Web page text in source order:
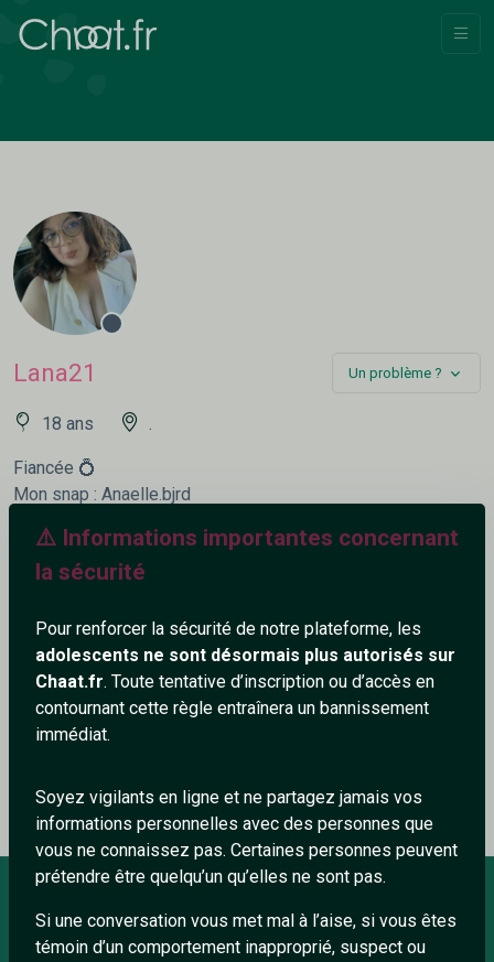
⚠️ Informations importantes concernant
la sécurité
Pour renforcer la sécurité de notre plateforme, les
adolescents ne sont désormais plus autorisés sur
Chaat.fr. Toute tentative d’inscription ou d’accès en
contournant cette règle entraînera un bannissement
immédiat.
Soyez vigilants en ligne et ne partagez jamais vos
informations personnelles avec des personnes que
vous ne connaissez pas. Certaines personnes peuvent
prétendre être quelqu’un qu’elles ne sont pas.
Si une conversation vous met mal à l’aise, si vous êtes
témoin d’un comportement inapproprié, suspect ou
Lana21 Un problème ?
18 ans .
Fiancée 💍
Mon snap : Anaelle.bjrd
Ajouter un commentaire (0) Tchatter
À PROPOS